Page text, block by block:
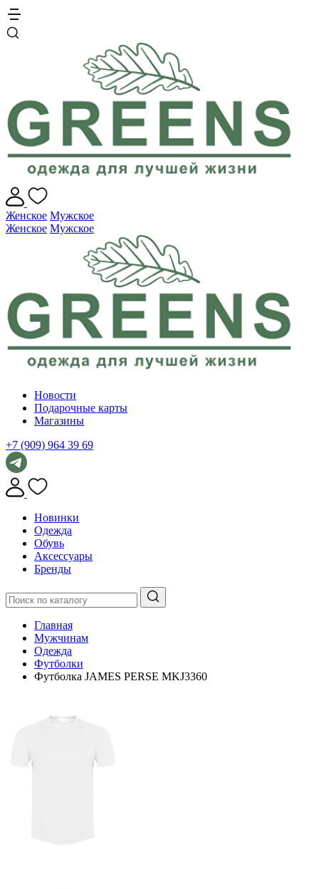
Женское Мужское
Женское Мужское
Новости
Подарочные карты
Магазины
+7 (909) 964 39 69
Новинки
Одежда
Обувь
Аксессуары
Бренды
Главная
Мужчинам
Одежда
Футболки
Футболка JAMES PERSE MKJ3360